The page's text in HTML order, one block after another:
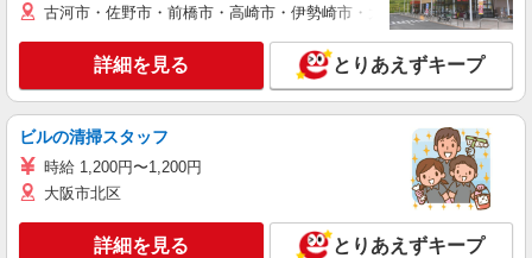
古河市・佐野市・前橋市・高崎市・伊勢崎市・太田市・館林市・藤
詳細を見る とりあえずキープ
ビルの清掃スタッフ
時給 1,200円〜1,200円
大阪市北区
詳細を見る とりあえずキープ